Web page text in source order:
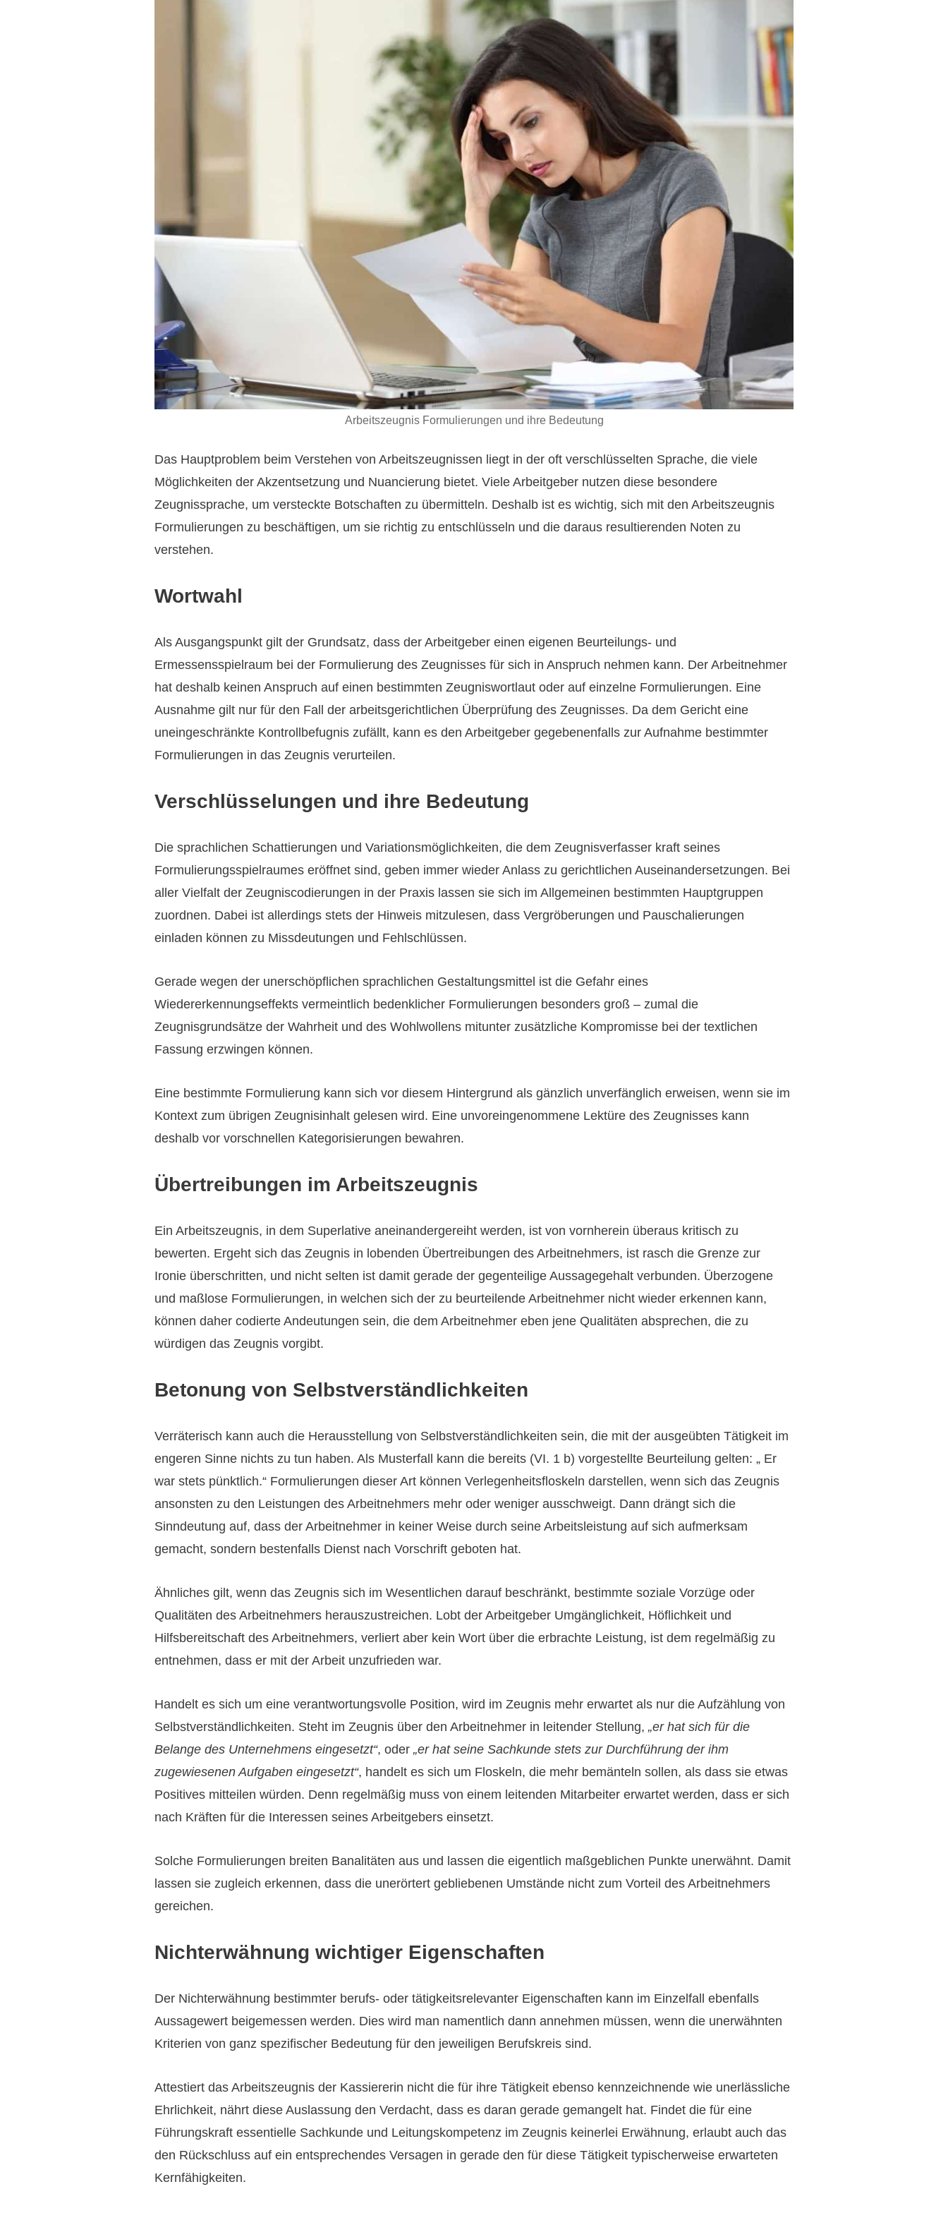
Arbeitszeugnis Formulierungen und ihre Bedeutung
Das Hauptproblem beim Verstehen von Arbeitszeugnissen liegt in der oft verschlüsselten Sprache, die viele
Möglichkeiten der Akzentsetzung und Nuancierung bietet. Viele Arbeitgeber nutzen diese besondere
Zeugnissprache, um versteckte Botschaften zu übermitteln. Deshalb ist es wichtig, sich mit den Arbeitszeugnis
Formulierungen zu beschäftigen, um sie richtig zu entschlüsseln und die daraus resultierenden Noten zu
verstehen.
Wortwahl
Als Ausgangspunkt gilt der Grundsatz, dass der Arbeitgeber einen eigenen Beurteilungs- und
Ermessensspielraum bei der Formulierung des Zeugnisses für sich in Anspruch nehmen kann. Der Arbeitnehmer
hat deshalb keinen Anspruch auf einen bestimmten Zeugniswortlaut oder auf einzelne Formulierungen. Eine
Ausnahme gilt nur für den Fall der arbeitsgerichtlichen Überprüfung des Zeugnisses. Da dem Gericht eine
uneingeschränkte Kontrollbefugnis zufällt, kann es den Arbeitgeber gegebenenfalls zur Aufnahme bestimmter
Formulierungen in das Zeugnis verurteilen.
Verschlüsselungen und ihre Bedeutung
Die sprachlichen Schattierungen und Variationsmöglichkeiten, die dem Zeugnisverfasser kraft seines
Formulierungsspielraumes eröffnet sind, geben immer wieder Anlass zu gerichtlichen Auseinandersetzungen. Bei
aller Vielfalt der Zeugniscodierungen in der Praxis lassen sie sich im Allgemeinen bestimmten Hauptgruppen
zuordnen. Dabei ist allerdings stets der Hinweis mitzulesen, dass Vergröberungen und Pauschalierungen
einladen können zu Missdeutungen und Fehlschlüssen.
Gerade wegen der unerschöpflichen sprachlichen Gestaltungsmittel ist die Gefahr eines
Wiedererkennungseffekts vermeintlich bedenklicher Formulierungen besonders groß – zumal die
Zeugnisgrundsätze der Wahrheit und des Wohlwollens mitunter zusätzliche Kompromisse bei der textlichen
Fassung erzwingen können.
Eine bestimmte Formulierung kann sich vor diesem Hintergrund als gänzlich unverfänglich erweisen, wenn sie im
Kontext zum übrigen Zeugnisinhalt gelesen wird. Eine unvoreingenommene Lektüre des Zeugnisses kann
deshalb vor vorschnellen Kategorisierungen bewahren.
Übertreibungen im Arbeitszeugnis
Ein Arbeitszeugnis, in dem Superlative aneinandergereiht werden, ist von vornherein überaus kritisch zu
bewerten. Ergeht sich das Zeugnis in lobenden Übertreibungen des Arbeitnehmers, ist rasch die Grenze zur
Ironie überschritten, und nicht selten ist damit gerade der gegenteilige Aussagegehalt verbunden. Überzogene
und maßlose Formulierungen, in welchen sich der zu beurteilende Arbeitnehmer nicht wieder erkennen kann,
können daher codierte Andeutungen sein, die dem Arbeitnehmer eben jene Qualitäten absprechen, die zu
würdigen das Zeugnis vorgibt.
Betonung von Selbstverständlichkeiten
Verräterisch kann auch die Herausstellung von Selbstverständlichkeiten sein, die mit der ausgeübten Tätigkeit im
engeren Sinne nichts zu tun haben. Als Musterfall kann die bereits (VI. 1 b) vorgestellte Beurteilung gelten: „ Er
war stets pünktlich.“ Formulierungen dieser Art können Verlegenheitsfloskeln darstellen, wenn sich das Zeugnis
ansonsten zu den Leistungen des Arbeitnehmers mehr oder weniger ausschweigt. Dann drängt sich die
Sinndeutung auf, dass der Arbeitnehmer in keiner Weise durch seine Arbeitsleistung auf sich aufmerksam
gemacht, sondern bestenfalls Dienst nach Vorschrift geboten hat.
Ähnliches gilt, wenn das Zeugnis sich im Wesentlichen darauf beschränkt, bestimmte soziale Vorzüge oder
Qualitäten des Arbeitnehmers herauszustreichen. Lobt der Arbeitgeber Umgänglichkeit, Höflichkeit und
Hilfsbereitschaft des Arbeitnehmers, verliert aber kein Wort über die erbrachte Leistung, ist dem regelmäßig zu
entnehmen, dass er mit der Arbeit unzufrieden war.
Handelt es sich um eine verantwortungsvolle Position, wird im Zeugnis mehr erwartet als nur die Aufzählung von
Selbstverständlichkeiten. Steht im Zeugnis über den Arbeitnehmer in leitender Stellung, „er hat sich für die
Belange des Unternehmens eingesetzt“, oder „er hat seine Sachkunde stets zur Durchführung der ihm
zugewiesenen Aufgaben eingesetzt“, handelt es sich um Floskeln, die mehr bemänteln sollen, als dass sie etwas
Positives mitteilen würden. Denn regelmäßig muss von einem leitenden Mitarbeiter erwartet werden, dass er sich
nach Kräften für die Interessen seines Arbeitgebers einsetzt.
Solche Formulierungen breiten Banalitäten aus und lassen die eigentlich maßgeblichen Punkte unerwähnt. Damit
lassen sie zugleich erkennen, dass die unerörtert gebliebenen Umstände nicht zum Vorteil des Arbeitnehmers
gereichen.
Nichterwähnung wichtiger Eigenschaften
Der Nichterwähnung bestimmter berufs- oder tätigkeitsrelevanter Eigenschaften kann im Einzelfall ebenfalls
Aussagewert beigemessen werden. Dies wird man namentlich dann annehmen müssen, wenn die unerwähnten
Kriterien von ganz spezifischer Bedeutung für den jeweiligen Berufskreis sind.
Attestiert das Arbeitszeugnis der Kassiererin nicht die für ihre Tätigkeit ebenso kennzeichnende wie unerlässliche
Ehrlichkeit, nährt diese Auslassung den Verdacht, dass es daran gerade gemangelt hat. Findet die für eine
Führungskraft essentielle Sachkunde und Leitungskompetenz im Zeugnis keinerlei Erwähnung, erlaubt auch das
den Rückschluss auf ein entsprechendes Versagen in gerade den für diese Tätigkeit typischerweise erwarteten
Kernfähigkeiten.